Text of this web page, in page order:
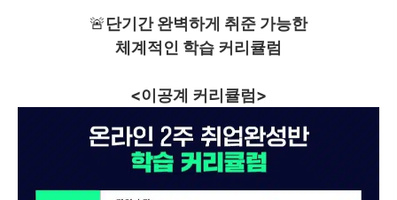
🚨단기간 완벽하게 취준 가능한
체계적인 학습 커리큘럼
<이공계 커리큘럼>